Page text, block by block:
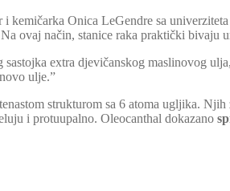
Onica LeGendre sa
ovaj način, stanice raka praktički bivaju
extra djevičanskog maslinovog
ulje.”
strukturom sa 6 atoma ugljika.
i protuupalno. Oleocanthal dokazano